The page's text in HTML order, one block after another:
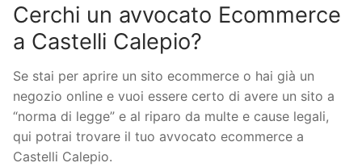
Cerchi un avvocato Ecommerce
a Castelli Calepio?
Se stai per aprire un sito ecommerce o hai già un
negozio online e vuoi essere certo di avere un sito a
“norma di legge” e al riparo da multe e cause legali,
qui potrai trovare il tuo avvocato ecommerce a
Castelli Calepio.